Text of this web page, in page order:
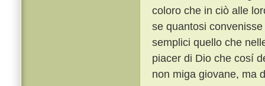
coloro che in ciò alle
se quantosi
semplici quello che
piacer di Dio che cosí
non miga giovane, ma